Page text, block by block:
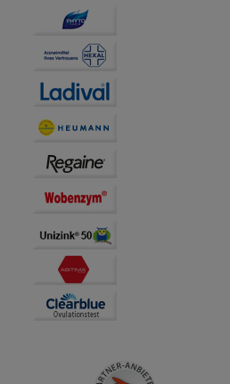
Seite an bevorzugte
Spracheinstellung)
ermöglichen es uns
zugeschrittene Inhalte
zu
Hierüber lassen sich
Art und Weise der Nutzung
mit deren Hilfe wir unsere
können, den Inhalt
auch die Werbung auf
für Sie zu gestalten.
Daten hierfür teilweise an
soziale Medien